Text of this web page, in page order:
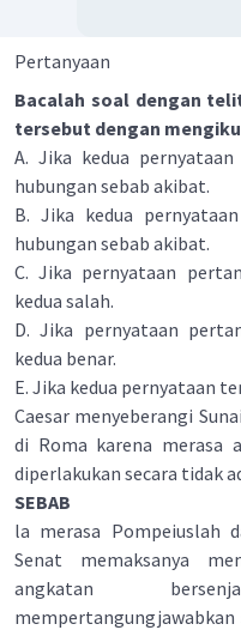
Pertanyaan
Bacalah soal dengan
tersebut dengan
A. Jika kedua
hubungan sebab akibat.
B. Jika kedua
hubungan sebab akibat.
C. Jika pernyataan
kedua salah.
D. Jika pernyataan
kedua benar.
E. Jika kedua pernyataan
Caesar menyeberangi
di Roma karena merasa
diperlakukan secara tidak
SEBAB
la merasa Pompeiuslah
Senat memaksanya
angkatan